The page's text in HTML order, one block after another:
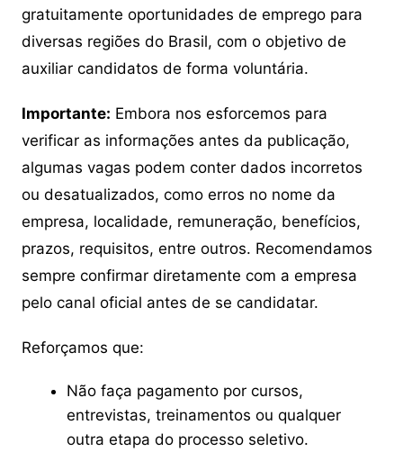
gratuitamente oportunidades de emprego para
diversas regiões do Brasil, com o objetivo de
auxiliar candidatos de forma voluntária.
Importante: Embora nos esforcemos para
verificar as informações antes da publicação,
algumas vagas podem conter dados incorretos
ou desatualizados, como erros no nome da
empresa, localidade, remuneração, benefícios,
prazos, requisitos, entre outros. Recomendamos
sempre confirmar diretamente com a empresa
pelo canal oficial antes de se candidatar.
Reforçamos que:
Não faça pagamento por cursos,
entrevistas, treinamentos ou qualquer
outra etapa do processo seletivo.